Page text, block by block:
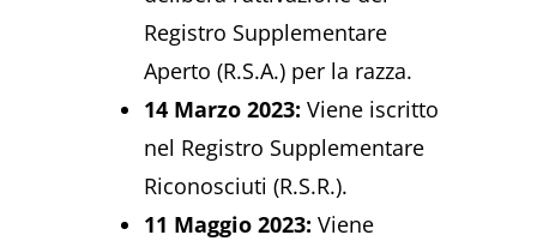
Registro Supplementare
Aperto (R.S.A.) per la razza.
14 Marzo 2023: Viene iscritto
nel Registro Supplementare
Riconosciuti (R.S.R.).
11 Maggio 2023: Viene